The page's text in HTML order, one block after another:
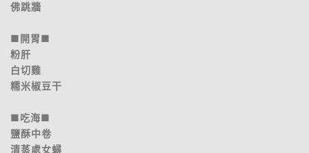
佛跳牆
■開胃■
粉肝
白切雞
糯米椒豆干
■吃海■
鹽酥中卷
清蒸處女蟳